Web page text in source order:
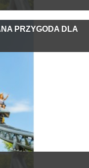
PRZYGODA DLA